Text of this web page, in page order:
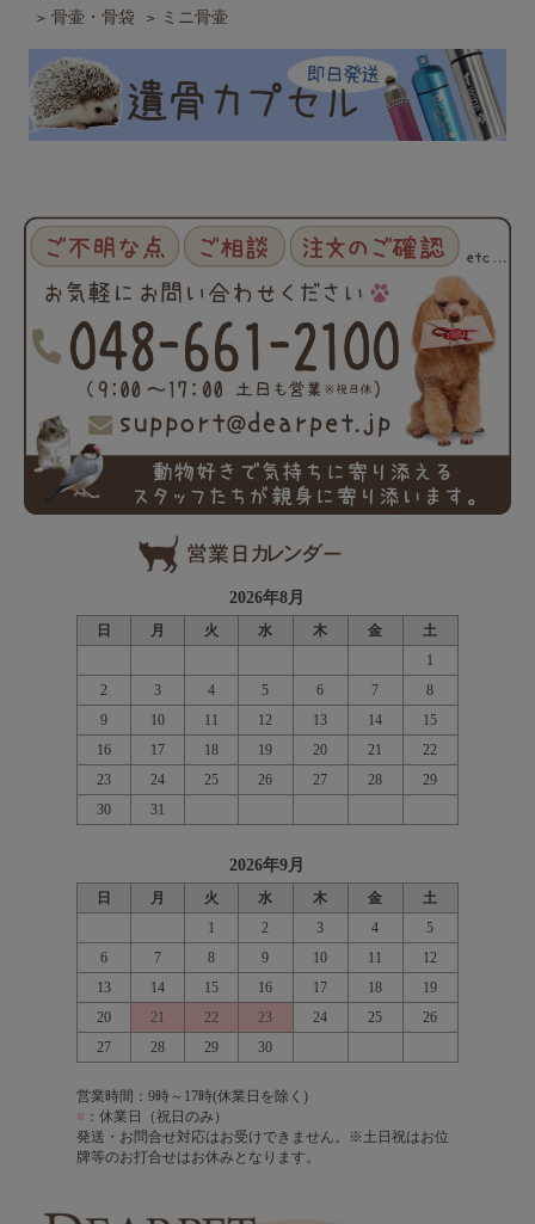
> 骨壷・骨袋 > ミニ骨壷